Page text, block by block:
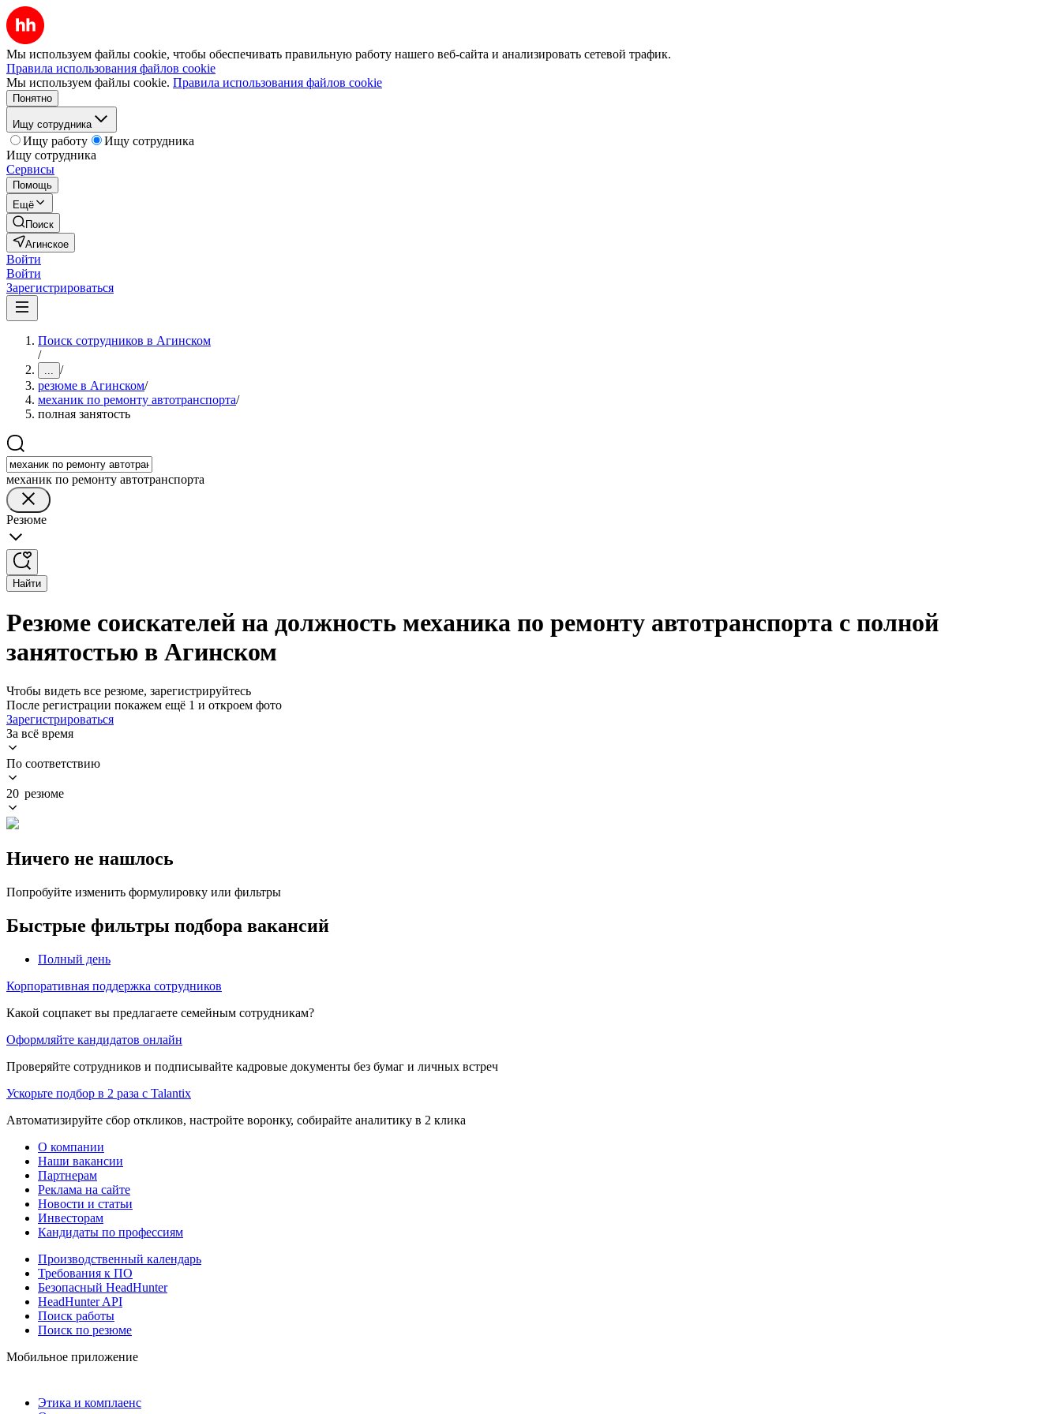
Мы используем файлы cookie, чтобы обеспечивать правильную работу нашего веб-сайта и анализировать сетевой трафик.
Правила использования файлов cookie
Мы используем файлы cookie. Правила использования файлов cookie
Понятно
Ищу сотрудника
Ищу работу
Ищу сотрудника
Ищу сотрудника
Сервисы
Помощь
Ещё
Поиск
Агинское
Войти
Войти
Зарегистрироваться
Поиск сотрудников в Агинском
/
... /
резюме в Агинском/
механик по ремонту автотранспорта/
полная занятость
механик по ремонту автотранспорта
Резюме
Найти
Резюме соискателей на должность механика по ремонту автотранспорта с полной
занятостью в Агинском
Чтобы видеть все резюме, зарегистрируйтесь
После регистрации покажем ещё 1 и откроем фото
Зарегистрироваться
За всё время
По соответствию
20 резюме
Ничего не нашлось
Попробуйте изменить формулировку или фильтры
Быстрые фильтры подбора вакансий
Полный день
Корпоративная поддержка сотрудников
Какой соцпакет вы предлагаете семейным сотрудникам?
Оформляйте кандидатов онлайн
Проверяйте сотрудников и подписывайте кадровые документы без бумаг и личных встреч
Ускорьте подбор в 2 раза с Talantix
Автоматизируйте сбор откликов, настройте воронку, собирайте аналитику в 2 клика
О компании
Наши вакансии
Партнерам
Реклама на сайте
Новости и статьи
Инвесторам
Кандидаты по профессиям
Производственный календарь
Требования к ПО
Безопасный HeadHunter
HeadHunter API
Поиск работы
Поиск по резюме
Мобильное приложение
Этика и комплаенс